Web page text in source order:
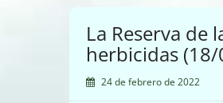
La Reserva de
herbicidas
24 de febrero de 2022